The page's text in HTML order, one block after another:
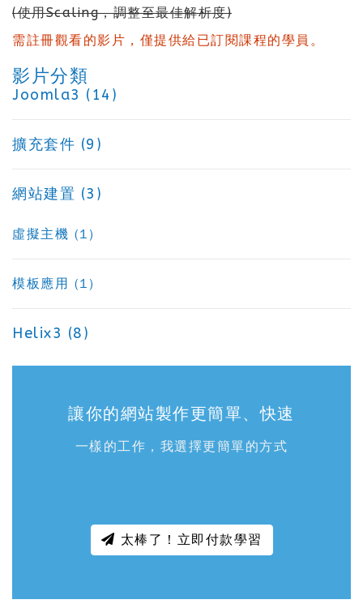
(使用Scaling，調整至最佳解析度)
需註冊觀看的影片，僅提供給已訂閱課程的學員。
影片分類
Joomla3 (14)
擴充套件 (9)
網站建置 (3)
虛擬主機 (1)
模板應用 (1)
Helix3 (8)
讓你的網站製作更簡單、快速
一樣的工作，我選擇更簡單的方式
太棒了！立即付款學習